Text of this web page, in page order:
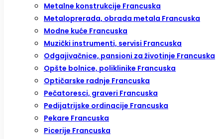
Metalne konstrukcije Francuska
Metaloprerada, obrada metala Francuska
Modne kuće Francuska
Muzički instrumenti, servisi Francuska
Odgajivačnice, pansioni za životinje Francuska
Opšte bolnice, poliklinike Francuska
Optičarske radnje Francuska
Pečatoresci, graveri Francuska
Pedijatrijske ordinacije Francuska
Pekare Francuska
Picerije Francuska